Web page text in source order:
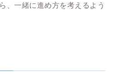
、一緒に進め方を考えるよう